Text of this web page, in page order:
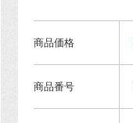
商品価格
商品番号